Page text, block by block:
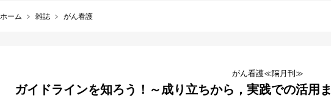
ホーム 雑誌 がん看護
がん看護≪隔月刊≫
ガイドラインを知ろう！～成り立ちから，実践での活用